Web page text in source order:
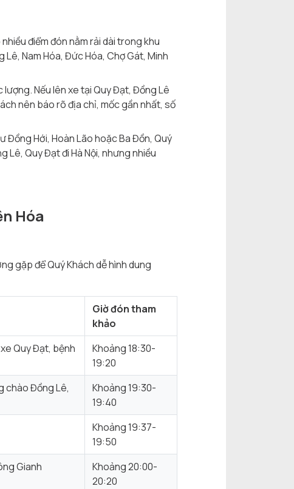
điểm đón nằm rải dài trong khu
Nam Hóa, Đức Hóa, Chợ Gát, Minh
Nếu lên xe tại Quy Đạt, Đồng Lê
nên báo rõ địa chỉ, mốc gần nhất, số
Đồng Hới, Hoàn Lão hoặc Ba Đồn, Quý
Quy Đạt đi Hà Nội, nhưng nhiều
Hóa
gặp để Quý Khách dễ hình dung
Giờ đón tham
khảo
Quy Đạt, bệnh
Khoảng 18:30-
19:20
chào Đồng Lê,
Khoảng 19:30-
19:40
Khoảng 19:37-
19:50
Gianh
Khoảng 20:00-
20:20